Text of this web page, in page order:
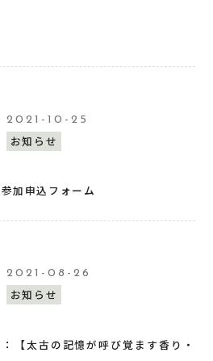
2021-10-25
お知らせ
加申込フォーム
2021-08-26
お知らせ
【太古の記憶が呼び覚ます香り・